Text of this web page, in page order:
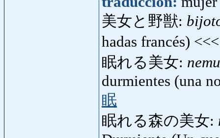
美女と野獣:
hadas francés)
眠れる美女:
durmientes (una
眠
眠れる森の美女: